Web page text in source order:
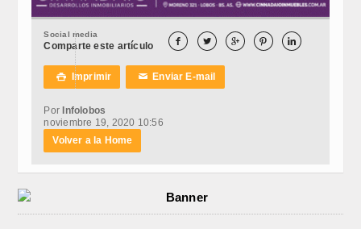
Social media
Comparte este artículo     
 Imprimir ✉Enviar E-mail
Por Infolobos
noviembre 19, 2020 10:56
Volver a la Home